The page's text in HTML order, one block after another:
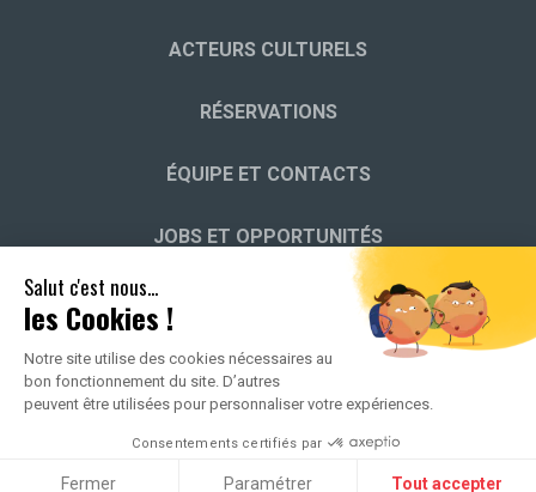
Salut c'est nous...
les Cookies !
Notre site utilise des cookies nécessaires au
bon fonctionnement du site. D’autres
peuvent être utilisées pour personnaliser votre expériences.
Consentements certifiés par
Fermer Paramétrer Tout accepter
ACTEURS CULTURELS
RÉSERVATIONS
ÉQUIPE ET CONTACTS
JOBS ET OPPORTUNITÉS
HISTOIRE DES JEUNESSES MUSICALES
POLITIQUE DE CONFIDENTIALITÉ
MENTIONS LÉGALES